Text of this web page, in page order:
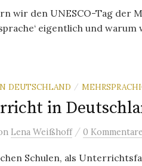
wir den UNESCO-Tag der
eigentlich und warum
DEUTSCHLAND /
in
Lena Weißhoff / 0 Kommentare
Schulen, als